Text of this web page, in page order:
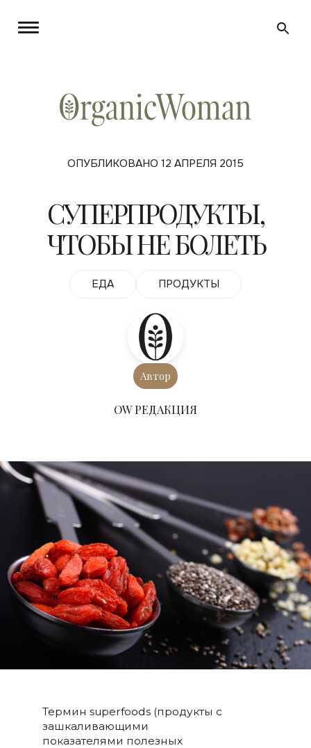
ОПУБЛИКОВАНО 12 АПРЕЛЯ 2015
СУПЕРПРОДУКТЫ,
ЧТОБЫ НЕ БОЛЕТЬ
ЕДА ПРОДУКТЫ
Автор
ОW РЕДАКЦИЯ
Термин superfoods (продукты с
зашкаливающими
показателями полезных